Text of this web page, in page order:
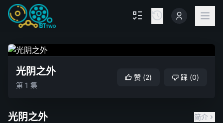
光阴之外
第 1 集
赞 (2) 踩 (0)
光阴之外
简介